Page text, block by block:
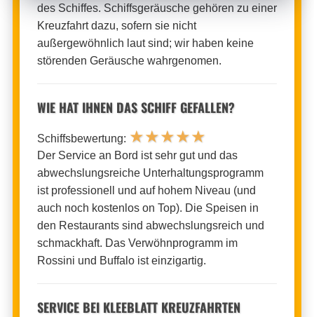
des Schiffes. Schiffsgeräusche gehören zu einer
Kreuzfahrt dazu, sofern sie nicht
außergewöhnlich laut sind; wir haben keine
störenden Geräusche wahrgenomen.
WIE HAT IHNEN DAS SCHIFF GEFALLEN?
Schiffsbewertung: ★★★★★
Der Service an Bord ist sehr gut und das
abwechslungsreiche Unterhaltungsprogramm
ist professionell und auf hohem Niveau (und
auch noch kostenlos on Top). Die Speisen in
den Restaurants sind abwechslungsreich und
schmackhaft. Das Verwöhnprogramm im
Rossini und Buffalo ist einzigartig.
SERVICE BEI KLEEBLATT KREUZFAHRTEN